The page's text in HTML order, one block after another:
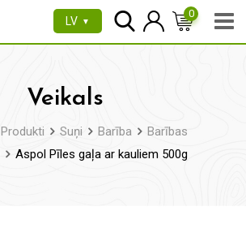
LV ▼
0
Veikals
Produkti Suņi Barība
Barības
Aspol Pīles gaļa ar kauliem 500g